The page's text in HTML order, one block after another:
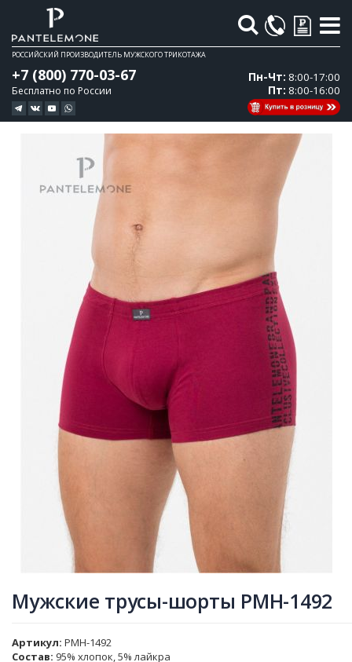
Поиск
РОССИЙСКИЙ ПРОИЗВОДИТЕЛЬ МУЖСКОГО ТРИКОТАЖА
+7 (800) 770-03-67
Бесплатно по России
Пн-Чт: 8:00-17:00
Пт: 8:00-16:00
галереи
изображений
галереи
изображений
Мужские трусы-шорты PMH-1492
Артикул PMH-1492
Состав: 95% хлопок, 5% лайкра